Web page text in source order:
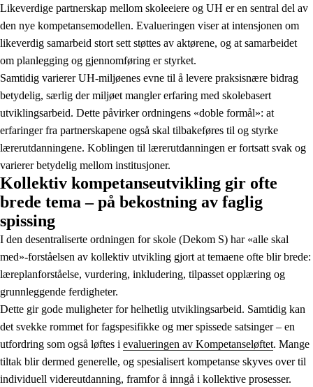
Likeverdige partnerskap mellom skoleeiere og UH er en sentral del av
den nye kompetansemodellen. Evalueringen viser at intensjonen om
likeverdig samarbeid stort sett støttes av aktørene, og at samarbeidet
om planlegging og gjennomføring er styrket.
Samtidig varierer UH-miljøenes evne til å levere praksisnære bidrag
betydelig, særlig der miljøet mangler erfaring med skolebasert
utviklingsarbeid. Dette påvirker ordningens «doble formål»: at
erfaringer fra partnerskapene også skal tilbakeføres til og styrke
lærerutdanningene. Koblingen til lærerutdanningen er fortsatt svak og
varierer betydelig mellom institusjoner.
Kollektiv kompetanseutvikling gir ofte
brede tema – på bekostning av faglig
spissing
I den desentraliserte ordningen for skole (Dekom S) har «alle skal
med»-forståelsen av kollektiv utvikling gjort at temaene ofte blir brede:
læreplanforståelse, vurdering, inkludering, tilpasset opplæring og
grunnleggende ferdigheter.
Dette gir gode muligheter for helhetlig utviklingsarbeid. Samtidig kan
det svekke rommet for fagspesifikke og mer spissede satsinger – en
utfordring som også løftes i evalueringen av Kompetanseløftet. Mange
tiltak blir dermed generelle, og spesialisert kompetanse skyves over til
individuell videreutdanning, framfor å inngå i kollektive prosesser.